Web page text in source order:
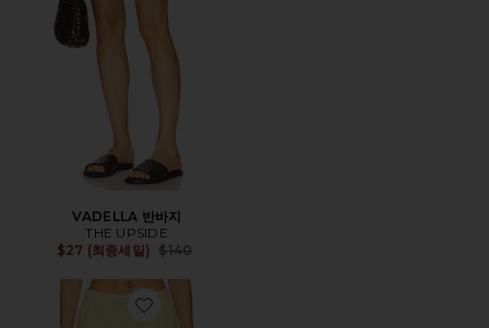
VADELLA 반바지
THE UPSIDE
$27 (최종세일)
Previous price:
$140
Favorite 스웻쇼츠